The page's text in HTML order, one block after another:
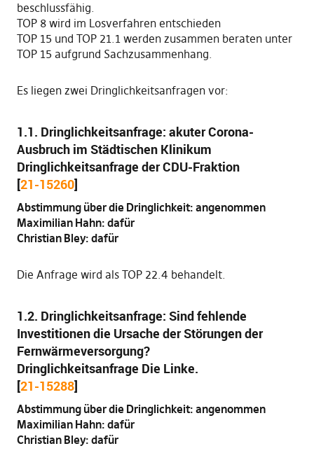
beschlussfähig.
TOP 8 wird im Losverfahren entschieden
TOP 15 und TOP 21.1 werden zusammen beraten unter
TOP 15 aufgrund Sachzusammenhang.
Es liegen zwei Dringlichkeitsanfragen vor:
1.1. Dringlichkeitsanfrage: akuter Corona-
Ausbruch im Städtischen Klinikum
Dringlichkeitsanfrage der CDU-Fraktion
[21-15260]
Abstimmung über die Dringlichkeit: angenommen
Maximilian Hahn: dafür
Christian Bley: dafür
Die Anfrage wird als TOP 22.4 behandelt.
1.2. Dringlichkeitsanfrage: Sind fehlende
Investitionen die Ursache der Störungen der
Fernwärmeversorgung?
Dringlichkeitsanfrage Die Linke.
[21-15288]
Abstimmung über die Dringlichkeit: angenommen
Maximilian Hahn: dafür
Christian Bley: dafür